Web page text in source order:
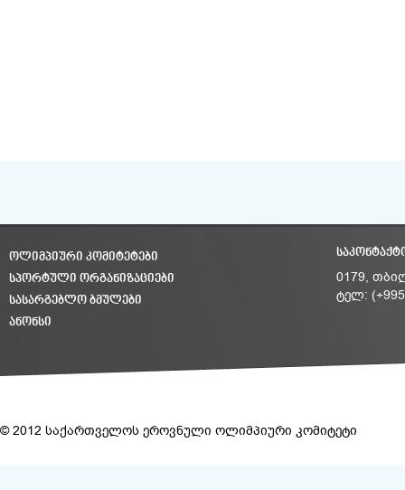
ᲝᲚᲘᲛᲞᲘᲣᲠᲘ ᲙᲝᲛᲘᲢᲔᲢᲔᲑᲘ
ᲡᲞᲝᲠᲢᲣᲚᲘ ᲝᲠᲒᲐᲜᲘᲖᲐᲪᲘᲔᲑᲘ
ᲡᲐᲡᲐᲠᲒᲔᲑᲚᲝ ᲑᲛᲣᲚᲔᲑᲘ
ᲐᲜᲝᲜᲡᲘ
0179,
ტელ: (+995
© 2012 საქართველოს ეროვნული ოლიმპიური კომიტეტი